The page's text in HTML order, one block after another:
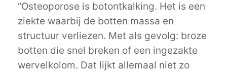
“Osteoporose is botontkalking. Het is een
ziekte waarbij de botten massa en
structuur verliezen. Met als gevolg: broze
botten die snel breken of een ingezakte
wervelkolom. Dat lijkt allemaal niet zo